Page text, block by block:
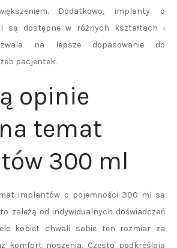
Dodatkowo, implanty o
są dostępne w różnych kształtach i
na lepsze dopasowanie do
pacjentek.
opinie
temat
300 ml
implantów o pojemności 300 ml są
zależą od indywidualnych doświadczeń
kobiet chwali sobie ten rozmiar za
komfort noszenia. Często podkreślają